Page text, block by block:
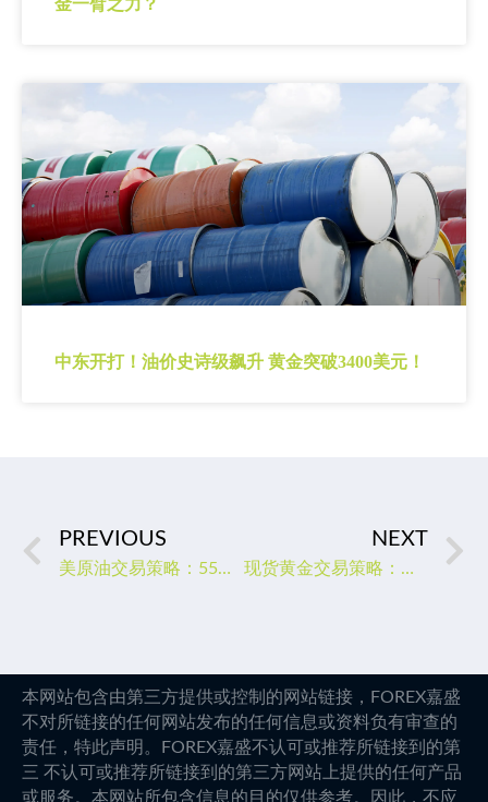
金一臂之力？
中东开打！油价史诗级飙升 黄金突破3400美元！
PREVIOUS
美原油交易策略：55日均线阻碍涨势，本周关注两大月报
NEXT
现货黄金交易策略：金价冲高回落，多头仍掌控局面？
本网站包含由第三方提供或控制的网站链接，FOREX嘉盛
不对所链接的任何网站发布的任何信息或资料负有审查的
责任，特此声明。FOREX嘉盛不认可或推荐所链接到的第
三 不认可或推荐所链接到的第三方网站上提供的任何产品
或服务。本网站所包含信息的目的仅供参考。因此，不应